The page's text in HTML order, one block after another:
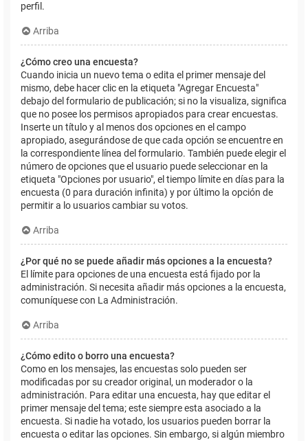
perfil.
Arriba
¿Cómo creo una encuesta?
Cuando inicia un nuevo tema o edita el primer mensaje del
mismo, debe hacer clic en la etiqueta "Agregar Encuesta"
debajo del formulario de publicación; si no la visualiza, significa
que no posee los permisos apropiados para crear encuestas.
Inserte un título y al menos dos opciones en el campo
apropiado, asegurándose de que cada opción se encuentre en
la correspondiente línea del formulario. También puede elegir el
número de opciones que el usuario puede seleccionar en la
etiqueta "Opciones por usuario", el tiempo límite en días para la
encuesta (0 para duración infinita) y por último la opción de
permitir a lo usuarios cambiar su votos.
Arriba
¿Por qué no se puede añadir más opciones a la encuesta?
El límite para opciones de una encuesta está fijado por la
administración. Si necesita añadir más opciones a la encuesta,
comuníquese con La Administración.
Arriba
¿Cómo edito o borro una encuesta?
Como en los mensajes, las encuestas solo pueden ser
modificadas por su creador original, un moderador o la
administración. Para editar una encuesta, hay que editar el
primer mensaje del tema; este siempre esta asociado a la
encuesta. Si nadie ha votado, los usuarios pueden borrar la
encuesta o editar las opciones. Sin embargo, si algún miembro